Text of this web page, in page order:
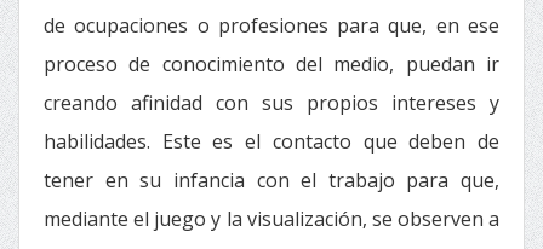
de ocupaciones o profesiones para que, en ese
proceso de conocimiento del medio, puedan ir
creando afinidad con sus propios intereses y
habilidades. Este es el contacto que deben de
tener en su infancia con el trabajo para que,
mediante el juego y la visualización, se observen a